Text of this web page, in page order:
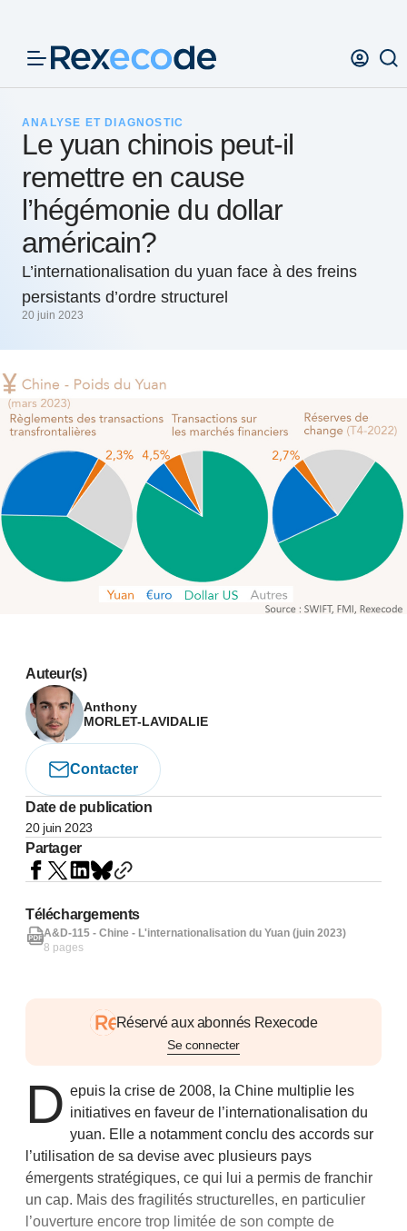
ANALYSE ET DIAGNOSTIC
Le yuan chinois peut-il
remettre en cause
l’hégémonie du dollar
américain?
L’internationalisation du yuan face à des freins
persistants d’ordre structurel
20 juin 2023
Auteur(s)
Anthony
MORLET-LAVIDALIE
Contacter
Date de publication
20 juin 2023
Partager
Réservé aux abonnés Rexecode
Se connecter
D epuis la crise de 2008, la Chine multiplie les
initiatives en faveur de l’internationalisation du
yuan. Elle a notamment conclu des accords sur
l’utilisation de sa devise avec plusieurs pays
émergents stratégiques, ce qui lui a permis de franchir
un cap. Mais des fragilités structurelles, en particulier
l’ouverture encore trop limitée de son compte de
Téléchargements
A&D-115 - Chine - L'internationalisation du Yuan (juin 2023)
8 pages